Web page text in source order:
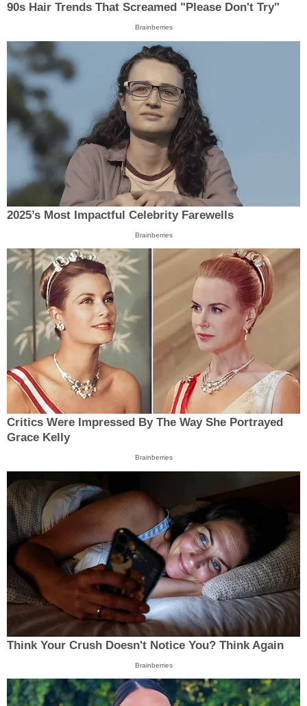
90s Hair Trends That Screamed "Please Don't Try"
Brainberries
2025’s Most Impactful Celebrity Farewells
Brainberries
Critics Were Impressed By The Way She Portrayed
Grace Kelly
Brainberries
Think Your Crush Doesn't Notice You? Think Again
Brainberries